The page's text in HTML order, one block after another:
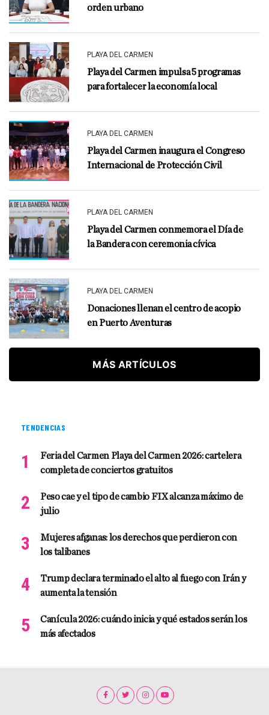
orden urbano
PLAYA DEL CARMEN
Playa del Carmen impulsa 5 programas
para fortalecer la economía local
PLAYA DEL CARMEN
Playa del Carmen inaugura el Congreso
Internacional de Protección Civil
PLAYA DEL CARMEN
Playa del Carmen conmemora el Día de
la Bandera con ceremonia cívica
PLAYA DEL CARMEN
Donaciones llenan el centro de acopio
en Puerto Aventuras
MÁS ARTÍCULOS
TENDENCIAS
Feria del Carmen Playa del Carmen 2026: cartelera
completa de conciertos gratuitos
Peso cae y el tipo de cambio FIX alcanza máximo de
julio
Mujeres afganas: los derechos que perdieron con
los talibanes
Trump declara terminado el alto al fuego con Irán y
aumenta la tensión
Canícula 2026: cuándo inicia y qué estados serán los
más afectados